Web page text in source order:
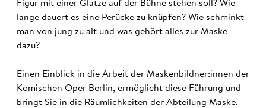
Figur mit einer Glatze auf der Bühne stehen soll? Wie
lange dauert es eine Perücke zu knüpfen? Wie schminkt
man von jung zu alt und was gehört alles zur Maske
dazu?
Einen Einblick in die Arbeit der Maskenbildner:innen der
Komischen Oper Berlin, ermöglicht diese Führung und
bringt Sie in die Räumlichkeiten der Abteilung Maske.